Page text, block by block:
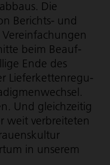
Die
Berichts- und
beim Beauf­
Ende des
Liefer­ket­ten­re­gu­
Und gleichzeitig
weit verbreiteten
in unserem